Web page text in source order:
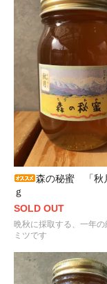
森の秘蜜 「秋
ｇ
SOLD OUT
晩秋に採取する、一年の
ミツです